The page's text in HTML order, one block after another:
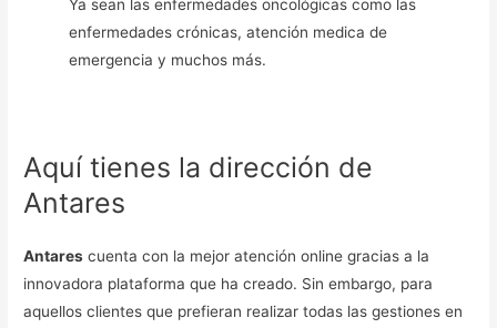
Ya sean las enfermedades oncológicas como las
enfermedades crónicas, atención medica de
emergencia y muchos más.
Aquí tienes la dirección de
Antares
Antares cuenta con la mejor atención online gracias a la
innovadora plataforma que ha creado. Sin embargo, para
aquellos clientes que prefieran realizar todas las gestiones en